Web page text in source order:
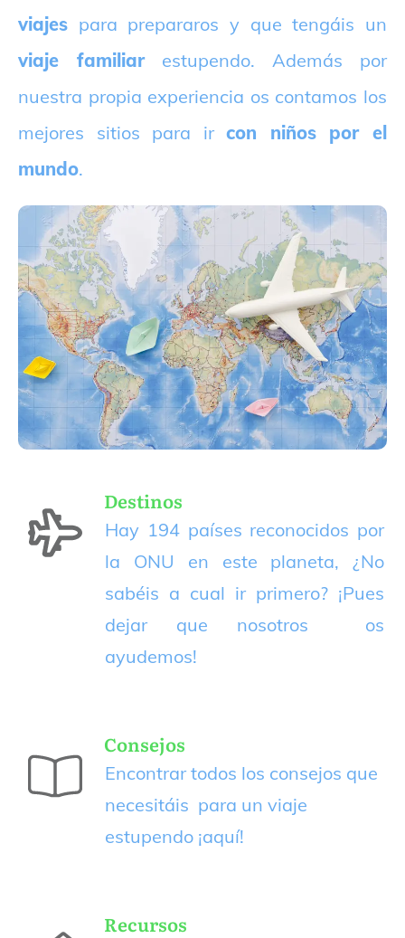
viajes para prepararos y que tengáis un
viaje familiarestupendo. Además por
nuestra propia experiencia os contamos los
mejores sitios para ircon niños por el
mundo.
Destinos
Hay 194 países reconocidos por
la ONU en este planeta, ¿No
sabéis a cual ir primero? ¡Pues
dejar que nosotros os
ayudemos!
Consejos
Encontrar todos los consejos que
necesitáis para un viaje
estupendo ¡aquí!
Recursos